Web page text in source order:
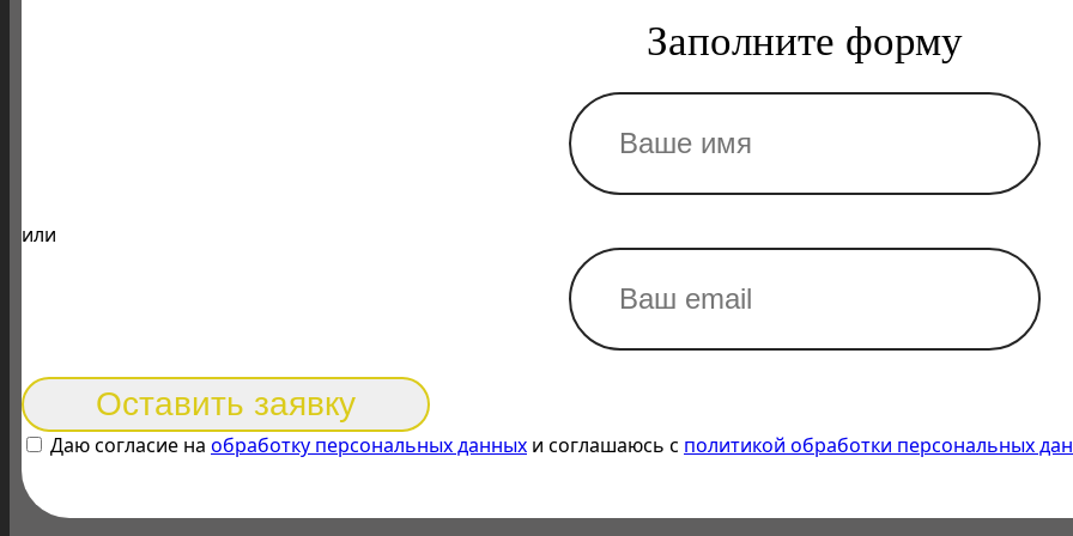
Заполните форму
или
Оставить заявку
Даю согласие на обработку персональных данных и соглашаюсь с политикой обработки персональных